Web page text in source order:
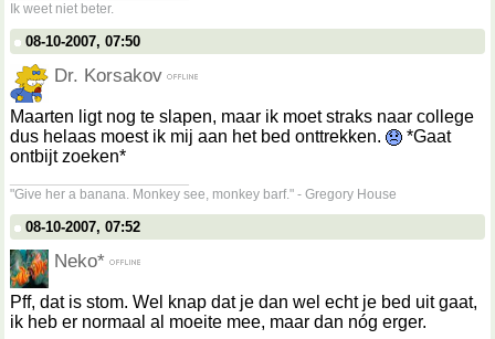
Ik weet niet beter.
08-10-2007, 07:50
Dr. Korsakov
Maarten ligt nog te slapen, maar ik moet straks naar college
dus helaas moest ik mij aan het bed onttrekken.
*Gaat
ontbijt zoeken*
"Give her a banana. Monkey see, monkey barf." - Gregory House
08-10-2007, 07:52
Neko*
Pff, dat is stom. Wel knap dat je dan wel echt je bed uit gaat,
ik heb er normaal al moeite mee, maar dan nóg erger.